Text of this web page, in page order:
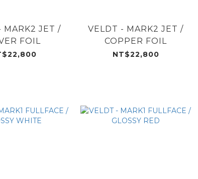
MARK2 JET /
FOIL
VELDT - MARK2 JET /
COPPER FOIL
NT$22,800